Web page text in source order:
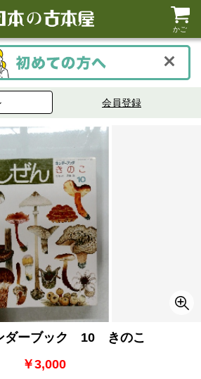
かご
会員登録
ダーブック 10 きのこ
￥3,000